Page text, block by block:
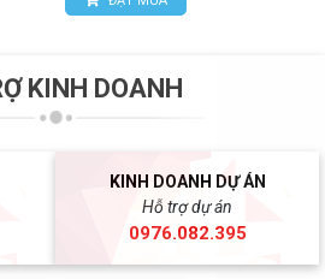
KINH DOANH
KINH DOANH DỰ ÁN
Hỗ trợ dự án
0976.082.395